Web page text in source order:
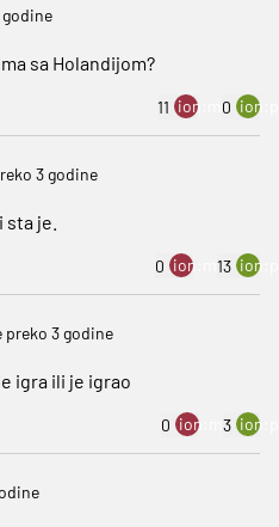
godine
sa Holandijom?
11 ion:minus
0
3 godine
je.
0 ion:minus
13
preko 3 godine
igra ili je igrao
0 ion:minus
3